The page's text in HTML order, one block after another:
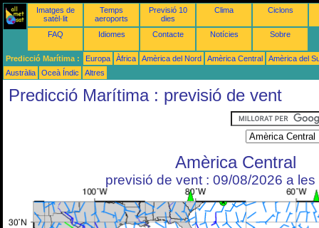
Imatges de
satèl·lit
Temps
aeroports
Previsió 10
dies
Clima Ciclons
FAQ Idiomes Contacte Notícies Sobre
Predicció Marítima : Europa Àfrica Amèrica del Nord Amèrica Central
Amèrica del
Austràlia
Oceà Índic Altres
Predicció Marítima : previsió de vent
Amèrica Central
previsió de vent : 09/08/2026 a les